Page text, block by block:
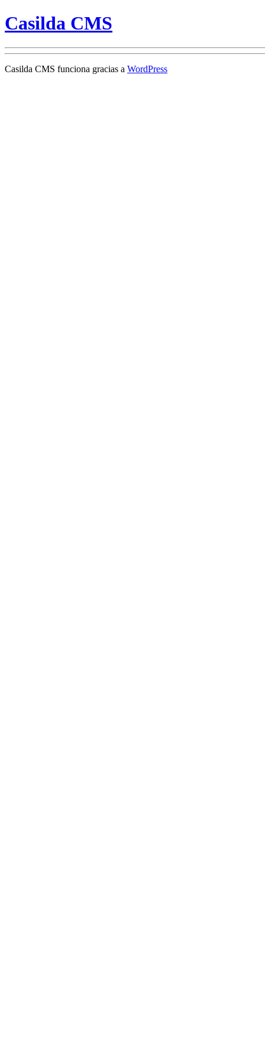
Casilda CMS
Casilda CMS funciona gracias a WordPress